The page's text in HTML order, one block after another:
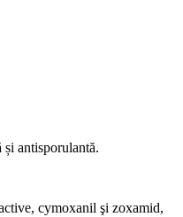
antisporulantă.
cymoxanil şi zoxamid,